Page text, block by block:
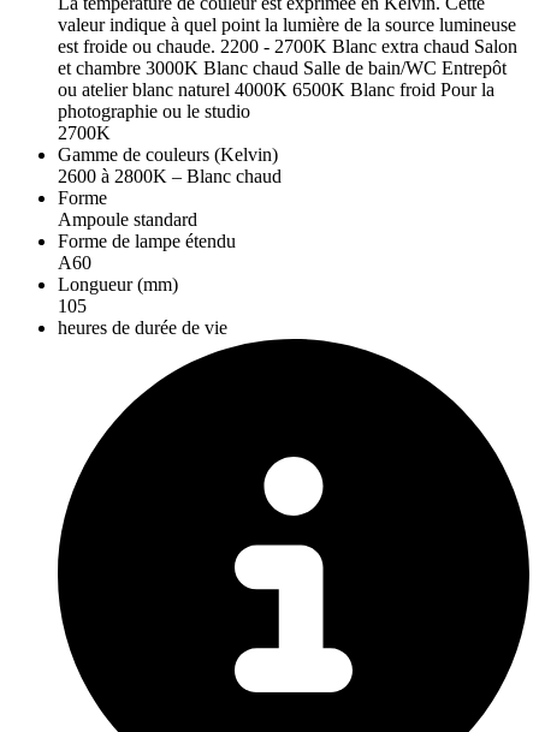
valeur indique à quel point la lumière de la source lumineuse
est froide ou chaude. 2200 - 2700K Blanc extra chaud Salon
et chambre 3000K Blanc chaud Salle de bain/WC Entrepôt
ou atelier blanc naturel 4000K 6500K Blanc froid Pour la
photographie ou le studio
2700K
Gamme de couleurs (Kelvin)
2600 à 2800K – Blanc chaud
Forme
Ampoule standard
Forme de lampe étendu
A60
Longueur (mm)
105
heures de durée de vie